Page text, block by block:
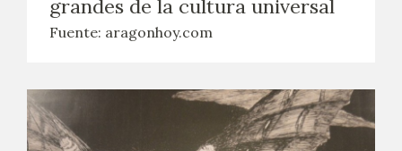
grandes de la cultura universal
Fuente: aragonhoy.com